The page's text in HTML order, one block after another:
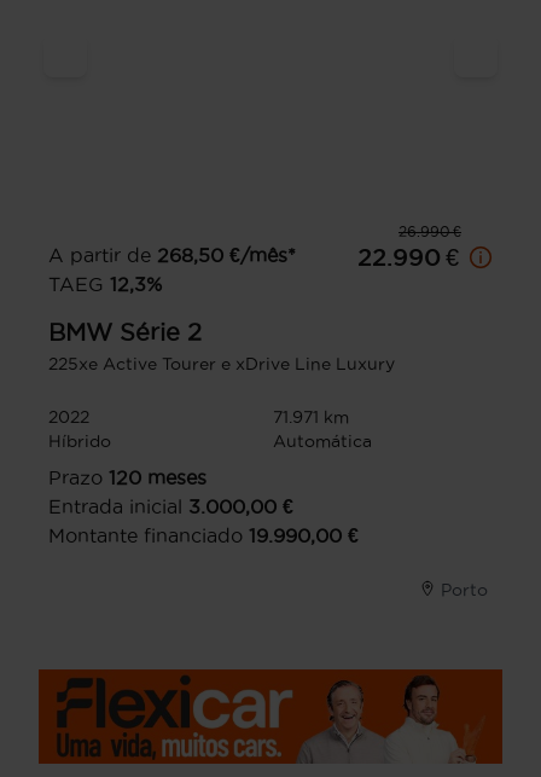
26.990 €
A partir de 268,50 €/mês*
TAEG 12,3%
22.990 €
BMW Série 2
225xe Active Tourer e xDrive Line Luxury
2022
71.971 km
Híbrido
Automática
Prazo 120 meses
Entrada inicial 3.000,00 €
Montante financiado 19.990,00 €
Porto